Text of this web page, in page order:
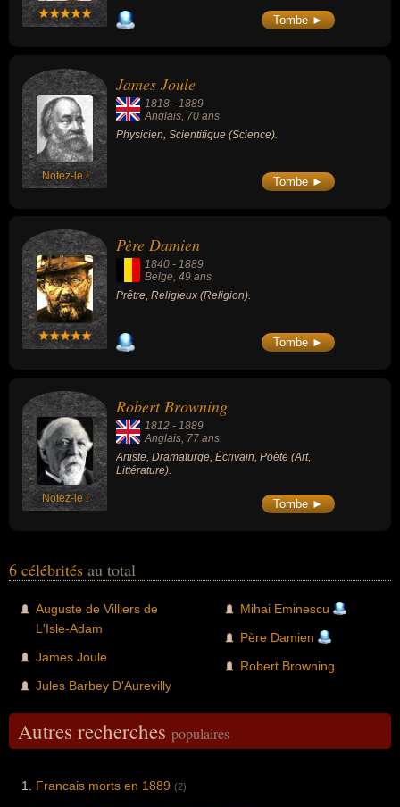
Tombe ►
Notez-le !
James Joule
1818 - 1889
Anglais , 70 ans
Physicien, Scientifique (Science).
Tombe ►
Père Damien
1840 - 1889
Belge, 49 ans
Prêtre, Religieux (Religion).
Tombe ►
Notez-le !
Robert Browning
1812 - 1889
Anglais , 77 ans
Artiste, Dramaturge, Écrivain, Poète (Art,
Littérature).
Tombe ►
6 célébrités au total
Auguste de Villiers de
L'Isle-Adam
James Joule
Jules Barbey D'Aurevilly
Mihai Eminescu
Père Damien
Robert Browning
Autres recherches populaires
Francais morts en 1889 (2)